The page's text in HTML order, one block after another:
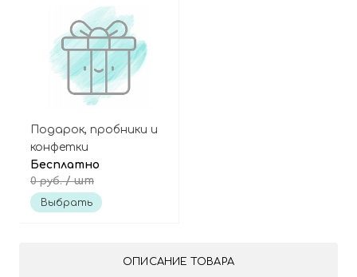
Подарок, пробники и
конфетки
Бесплатно
0 руб./ шт
Выбрать
ОПИСАНИЕ ТОВАРА